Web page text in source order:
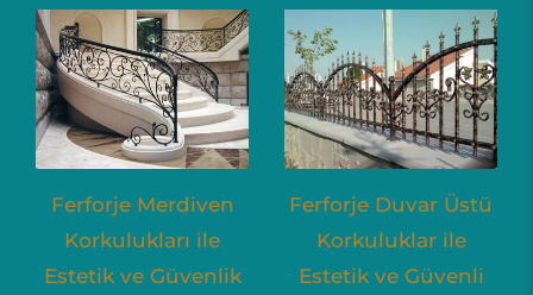
Ferforje Merdiven
Korkulukları ile
Estetik ve Güvenlik
Ferforje Duvar Üstü
Korkuluklar ile
Estetik ve Güvenli